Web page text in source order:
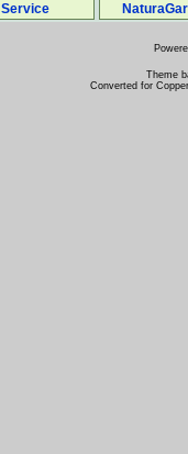
Service
Theme
Converted for